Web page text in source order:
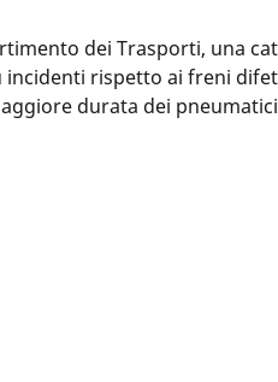
dei Trasporti, una
incidenti rispetto ai freni
durata dei